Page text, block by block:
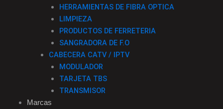
HERRAMIENTAS DE FIBRA OPTICA
LIMPIEZA
PRODUCTOS DE FERRETERIA
SANGRADORA DE F.O
CABECERA CATV / IPTV
MODULADOR
TARJETA TBS
TRANSMISOR
Marcas